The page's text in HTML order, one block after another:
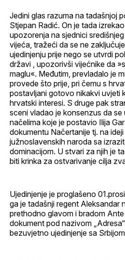
Jedini glas razuma na tadašnjoj
Stjepan Radić. On je tada
upozorenja na sjednici
vijeća, tražeći da se ne
ujedinjenju prije nego se utvrdi
državi , upozorivši vijećnike da
maglu«. Međutim, prevladalo je
provede što prije, pri čemu s
postavljani gotovo nikakvi uvjeti
hrvatski interesi. S druge pak
sceni vladao je konsenzus da se
načelima koje je postavio Ilija
dokumentu Načertanije tj. na
južnoslavenskih naroda sa
dominacijom. U stvari za njih je
biti krinka za ostvarivanje cilja
Ujedinjenje je proglašeno
ga je tadašnji regent Aleksandar
prethodno glavom i bradom
dokument pod nazivom
bezuvjetno ujedinjenje sa